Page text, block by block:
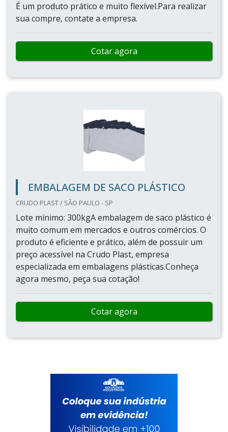
É um produto prático e muito flexível.Para realizar
sua compre, contate a empresa.
Cotar agora
EMBALAGEM DE SACO PLÁSTICO
CRUDO PLAST / SÃO PAULO - SP
Lote mínimo: 300kgA embalagem de saco plástico é
muito comum em mercados e outros comércios. O
produto é eficiente e prático, além de possuir um
preço acessível na Crudo Plast, empresa
especializada em embalagens plásticas.Conheça
agora mesmo, peça sua cotação!
Cotar agora